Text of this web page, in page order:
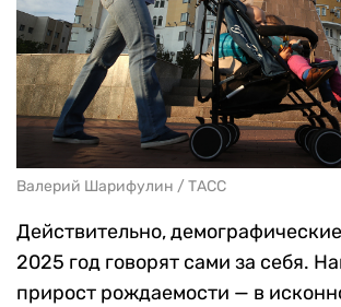
Валерий Шарифулин / ТАСС
Действительно,
2025 год говорят сами за себя.
прирост рождаемости — в